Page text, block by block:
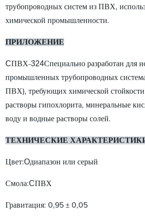
трубопроводных систем из ПВХ,
химической промышленности.
ПРИЛОЖЕНИЕ
CПВХ-324Специально разработан для
промышленных трубопроводных
ПВХ), требующих химической
растворы гипохлорита, минеральные
воду и водные растворы солей.
ТЕХНИЧЕСКИЕ
Цвет:Oдиапазон или серый
Смола:CПВХ
Гравитация: 0,95 ± 0,05